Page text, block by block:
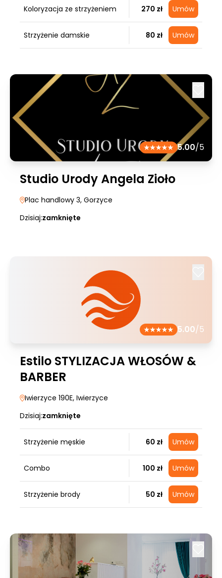
Koloryzacja ze strzyżeniem 270 zł Umów
Strzyżenie damskie 80 zł Umów
5.00/5
Studio Urody Angela Zioło
Plac handlowy 3, Gorzyce
Dzisiaj:zamknięte
5.00/5
Estilo STYLIZACJA WŁOSÓW &
BARBER
Iwierzyce 190E, Iwierzyce
Dzisiaj:zamknięte
Strzyżenie męskie 60 zł Umów
Combo 100 zł Umów
Strzyżenie brody 50 zł Umów